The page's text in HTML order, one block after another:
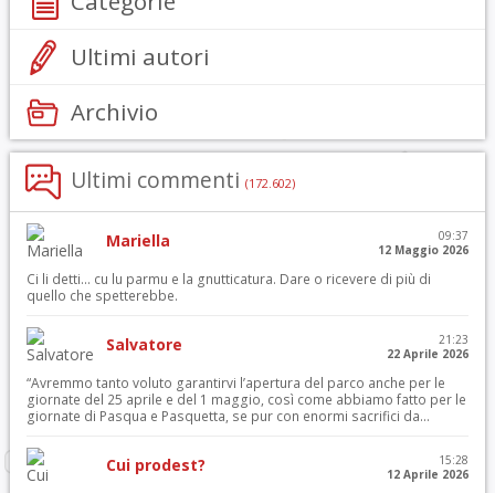
Ultimi autori
Archivio
Ultimi commenti (172.602)
Mariella
09:37
12 Maggio 2026
Ci li detti… cu lu parmu e la gnutticatura. Dare o ricevere di più di
quello che spetterebbe.
Salvatore
21:23
22 Aprile 2026
“Avremmo tanto voluto garantirvi l’apertura del parco anche per le
giornate del 25 aprile e del 1 maggio, così come abbiamo fatto per le
giornate di Pasqua e Pasquetta, se pur con enormi sacrifici da...
Cui prodest?
15:28
12 Aprile 2026